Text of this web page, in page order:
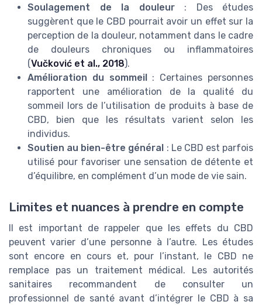
Soulagement de la douleur: Des études
suggèrent que le CBD pourrait avoir un effet sur la
perception de la douleur, notamment dans le cadre
de douleurs chroniques ou inflammatoires
(Vučković et al., 2018).
Amélioration du sommeil: Certaines personnes
rapportent une amélioration de la qualité du
sommeil lors de l’utilisation de produits à base de
CBD, bien que les résultats varient selon les
individus.
Soutien au bien-être général : Le CBD est parfois
utilisé pour favoriser une sensation de détente et
d’équilibre, en complément d’un mode de vie sain.
Limites et nuances à prendre en compte
Il est important de rappeler que les effets du CBD
peuvent varier d’une personne à l’autre. Les études
sont encore en cours et, pour l’instant, le CBD ne
remplace pas un traitement médical. Les autorités
sanitaires recommandent de consulter un
professionnel de santé avant d’intégrer le CBD à sa